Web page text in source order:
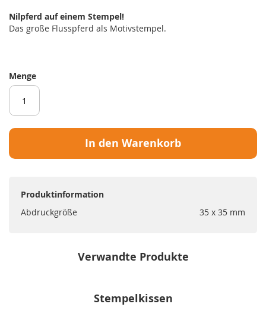
Nilpferd auf einem Stempel!
Das große Flusspferd als Motivstempel.
Menge
In den Warenkorb
Produktinformation
Abdruckgröße
35 x 35 mm
Verwandte Produkte
Stempelkissen